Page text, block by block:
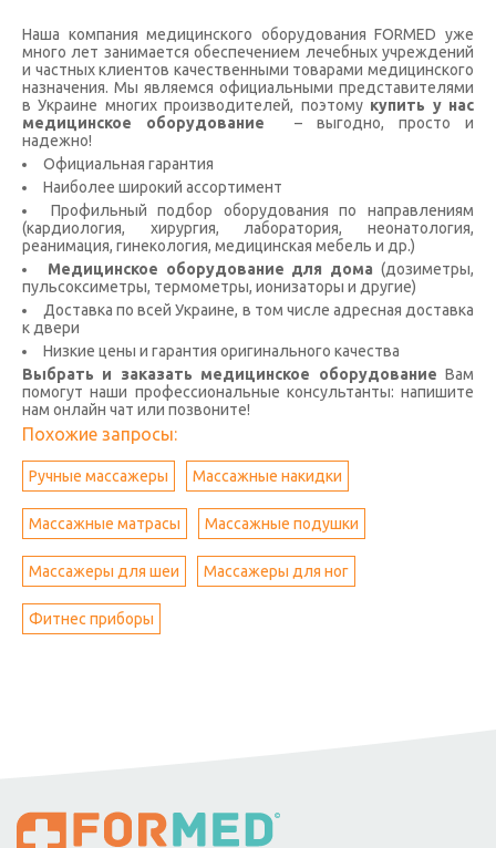
Наша компания медицинского оборудования FORMED уже
много лет занимается обеспечением лечебных учреждений
и частных клиентов качественными товарами медицинского
назначения. Мы являемся официальными представителями
в Украине многих производителей, поэтому купить у нас
медицинское оборудование
– выгодно, просто и
надежно!
Официальная гарантия
Наиболее широкий ассортимент
Профильный подбор оборудования по направлениям
(кардиология, хирургия, лаборатория, неонатология,
реанимация, гинекология, медицинская мебель и др.)
Медицинское оборудование для дома (дозиметры,
пульсоксиметры, термометры, ионизаторы и другие)
Доставка по всей Украине, в том числе адресная доставка
к двери
Низкие цены и гарантия оригинального качества
Выбрать и заказать медицинское оборудование Вам
помогут наши профессиональные консультанты: напишите
нам онлайн чат или позвоните!
Похожие запросы:
Ручные массажеры Массажные накидки
Массажные матрасы Массажные подушки
Массажеры для шеи Массажеры для ног
Фитнес приборы